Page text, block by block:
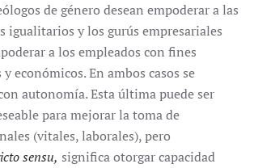
de género desean empoderar a las
igualitarios y los gurús empresariales
a los empleados con fines
económicos. En ambos casos se
autonomía. Esta última puede ser
para mejorar la toma de
(vitales, laborales), pero
sensu, significa otorgar capacidad